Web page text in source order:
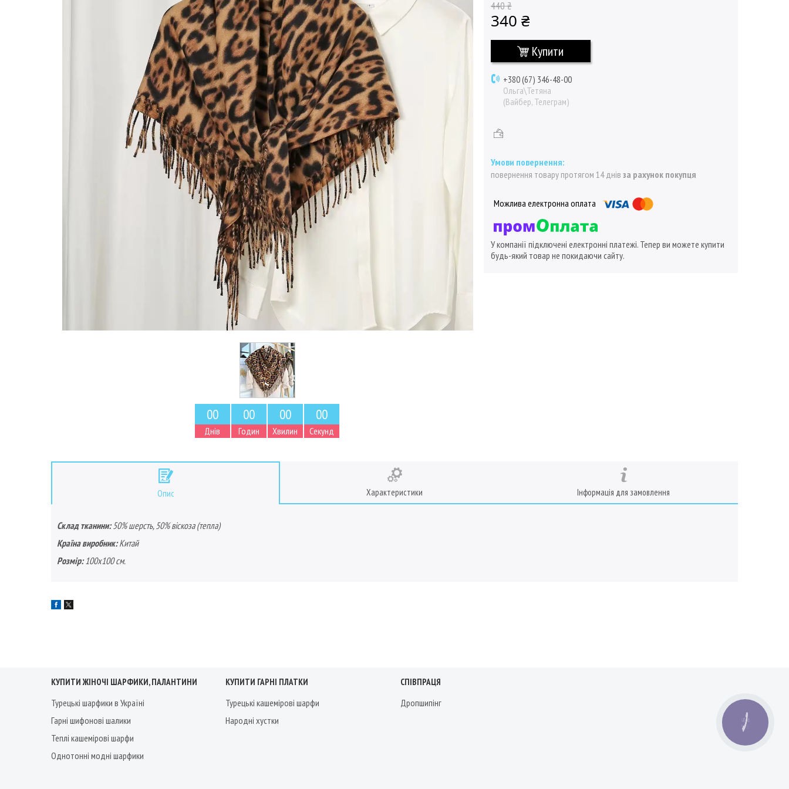
00
Днів
00
Годин
00
Хвилин
00
Секунд
440 ₴
340 ₴
Купити
+380 (67) 346-48-00
Ольга\Тетяна
(Вайбер, Телеграм)
повернення товару протягом 14 днів за рахунок покупця
У компанії підключені електронні платежі. Тепер ви можете купити
будь-який товар не покидаючи сайту.
Опис Характеристики Інформація для замовлення
Склад тканини:50% шерсть, 50% віскоза (тепла)
Країна виробник:Китай
Розмір:100х100 см.
КУПИТИ ЖІНОЧІ ШАРФИКИ, ПАЛАНТИНИ
Турецькі шарфики в Україні
Гарні шифонові шалики
Теплі кашемірові шарфи
Однотонні модні шарфики
КУПИТИ ГАРНІ ПЛАТКИ
Турецькі кашемірові шарфи
Народні хустки
СПІВПРАЦЯ
Дропшипінг
КНОПКА
ЗВ'ЯЗКУ